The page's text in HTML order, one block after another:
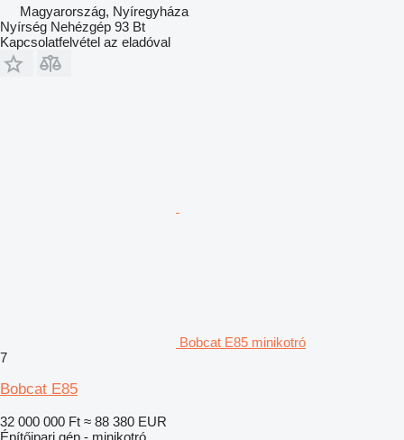
Magyarország, Nyíregyháza
Nyírség Nehézgép 93 Bt
Kapcsolatfelvétel az eladóval
Bobcat E85 minikotró
7
Bobcat E85
32 000 000 Ft ≈ 88 380 EUR
Építőipari gép - minikotró